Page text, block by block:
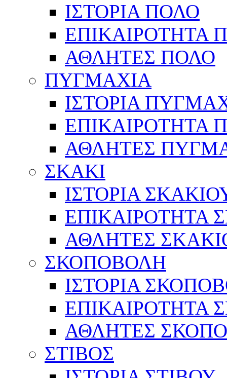
ΙΣΤΟΡΙΑ ΠΟΛΟ
ΕΠΙΚΑΙΡΟΤΗΤΑ
ΑΘΛΗΤΕΣ ΠΟΛΟ
ΠΥΓΜΑΧΙΑ
ΙΣΤΟΡΙΑ
ΕΠΙΚΑΙΡΟΤΗΤΑ
ΑΘΛΗΤΕΣ
ΣΚΑΚΙ
ΙΣΤΟΡΙΑ
ΕΠΙΚΑΙΡΟΤΗΤΑ
ΑΘΛΗΤΕΣ
ΣΚΟΠΟΒΟΛΗ
ΙΣΤΟΡΙΑ
ΕΠΙΚΑΙΡΟΤΗΤΑ
ΑΘΛΗΤΕΣ
ΣΤΙΒΟΣ